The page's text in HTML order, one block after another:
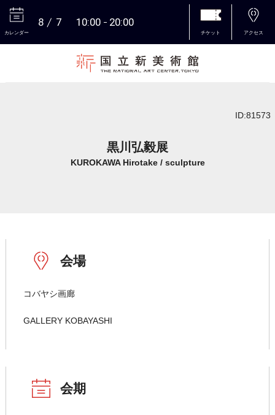
カレンダー
8 7 10:00 20:00
チケット アクセス
ID:81573
黒川弘毅展
KUROKAWA Hirotake / sculpture
会場
コバヤシ画廊
GALLERY KOBAYASHI
会期